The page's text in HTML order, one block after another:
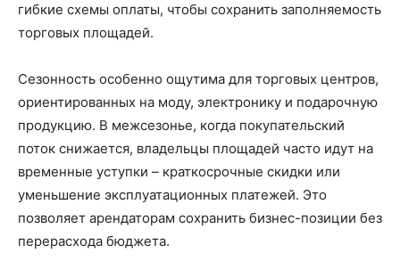
гибкие схемы оплаты, чтобы сохранить заполняемость
торговых площадей.
Сезонность особенно ощутима для торговых центров,
ориентированных на моду, электронику и подарочную
продукцию. В межсезонье, когда покупательский
поток снижается, владельцы площадей часто идут на
временные уступки – краткосрочные скидки или
уменьшение эксплуатационных платежей. Это
позволяет арендаторам сохранить бизнес-позиции без
перерасхода бюджета.